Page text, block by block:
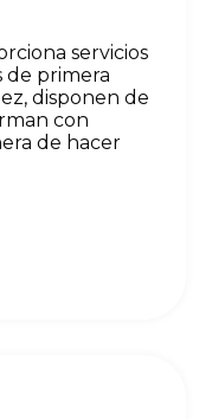
servicios
de primera
disponen de
con
de hacer